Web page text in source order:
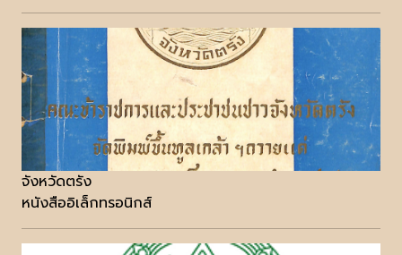
จังหวัดตรัง
หนังสืออิเล็กทรอนิกส์